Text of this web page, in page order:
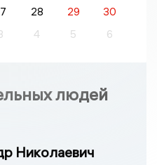
28 29
30
4 5 6
людей
Николаевич